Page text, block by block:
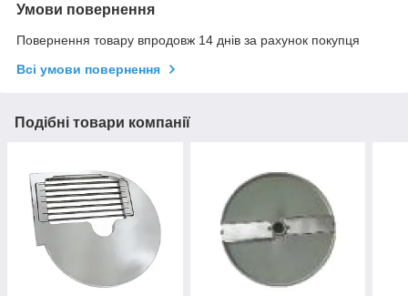
Умови повернення
Повернення товару впродовж 14 днів за рахунок покупця
Всі умови повернення
Подібні товари компанії